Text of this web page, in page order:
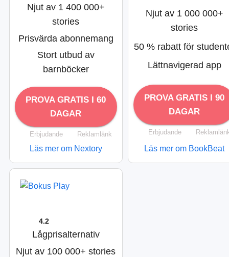
Njut av 1 400 000+
stories
Prisvärda abonnemang
Stort utbud av
barnböcker
PROVA GRATIS I 60
DAGAR
Erbjudande Reklamlänk
Läs mer om Nextory
Njut av 1 000 000+
stories
50 % rabatt för
Lättnavigerad app
PROVA GRATIS I 90
DAGAR
Erbjudande
Läs mer om BookBeat
4.2
Lågprisalternativ
Njut av 100 000+ stories